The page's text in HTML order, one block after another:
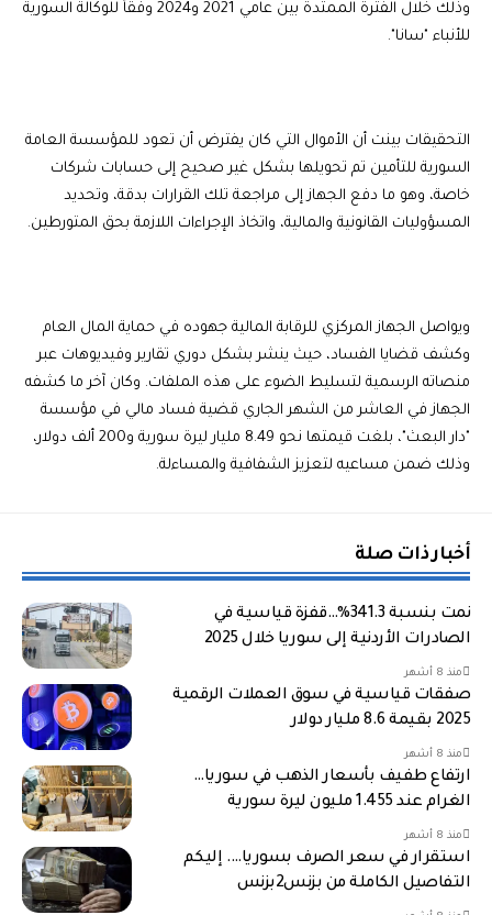
وذلك خلال الفترة الممتدة بين عامي 2021 و2024 وفقاً للوكالة السورية
للأنباء "سانا".
التحقيقات بينت أن الأموال التي كان يفترض أن تعود للمؤسسة العامة
السورية للتأمين تم تحويلها بشكل غير صحيح إلى حسابات شركات
خاصة، وهو ما دفع الجهاز إلى مراجعة تلك القرارات بدقة، وتحديد
المسؤوليات القانونية والمالية، واتخاذ الإجراءات اللازمة بحق المتورطين.
ويواصل الجهاز المركزي للرقابة المالية جهوده في حماية المال العام
وكشف قضايا الفساد، حيث ينشر بشكل دوري تقارير وفيديوهات عبر
منصاته الرسمية لتسليط الضوء على هذه الملفات. وكان آخر ما كشفه
الجهاز في العاشر من الشهر الجاري قضية فساد مالي في مؤسسة
"دار البعث"، بلغت قيمتها نحو 8.49 مليار ليرة سورية و200 ألف دولار،
وذلك ضمن مساعيه لتعزيز الشفافية والمساءلة.
أخبار ذات صلة
نمت بنسبة 341.3%…قفزة قياسية في
الصادرات الأردنية إلى سوريا خلال 2025
منذ 8 أشهر
صفقات قياسية في سوق العملات الرقمية
2025 بقيمة 8.6 مليار دولار
منذ 8 أشهر
ارتفاع طفيف بأسعار الذهب في سوريا…
الغرام عند 1.455 مليون ليرة سورية
منذ 8 أشهر
استقرار في سعر الصرف بسوريا…. إليكم
التفاصيل الكاملة من بزنس2بزنس